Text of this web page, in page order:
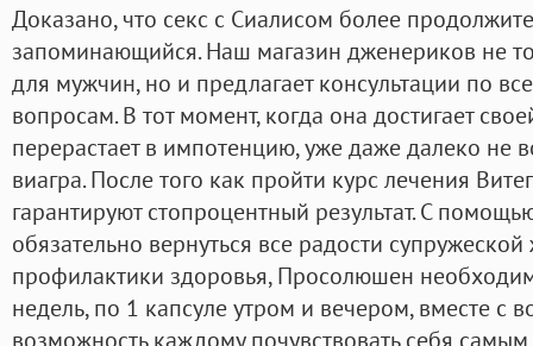
Доказано, что секс с Сиалисом более
запоминающийся. Наш магазин дженериков не
для мужчин, но и предлагает консультации по
вопросам. В тот момент, когда она достигает
перерастает в импотенцию, уже даже далеко не
виагра. После того как пройти курс лечения
гарантируют стопроцентный результат. С
обязательно вернуться все радости
профилактики здоровья, Просолюшен
недель, по 1 капсуле утром и вечером, вместе с
возможность каждому почувствовать себя